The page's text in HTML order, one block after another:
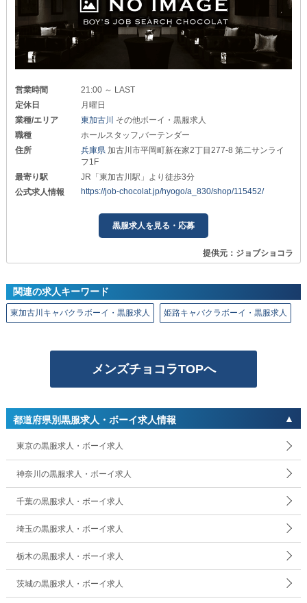
営業時間
21:00 ～ LAST
定休日
月曜日
業種/エリア
東加古川 その他ボーイ・黒服求人
職種
ホールスタッフ,バーテンダー
住所
兵庫県 加古川市平岡町新在家2丁目277-8 第二サンライ
フ1F
最寄り駅
JR「東加古川駅」より徒歩3分
公式求人情報
https://job-chocolat.jp/hyogo/a_830/shop/115452/
黒服求人を見る・応募
提供元：ジョブショコラ
関連の求人キーワード
東加古川キャバクラボーイ・黒服求人 姫路キャバクラボーイ・黒服求人
メンズチョコラTOPへ
都道府県別黒服求人・ボーイ求人情報
東京の黒服求人・ボーイ求人
神奈川の黒服求人・ボーイ求人
千葉の黒服求人・ボーイ求人
埼玉の黒服求人・ボーイ求人
栃木の黒服求人・ボーイ求人
茨城の黒服求人・ボーイ求人